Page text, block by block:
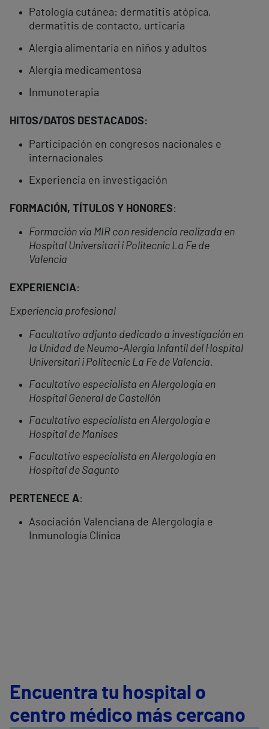
Patología cutánea: dermatitis atópica,
dermatitis de contacto, urticaria
Alergia alimentaria en niños y adultos
Alergia medicamentosa
Inmunoterapia
HITOS/DATOS DESTACADOS:
Participación en congresos nacionales e
internacionales
Experiencia en investigación
FORMACIÓN, TÍTULOS Y HONORES:
Formación vía MIR con residencia realizada en
Hospital Universitari i Politecnic La Fe de
Valencia
EXPERIENCIA:
Experiencia profesional
Facultativo adjunto dedicado a investigación en
la Unidad de Neumo-Alergia Infantil del Hospital
Universitari i Politecnic La Fe de Valencia.
Facultativo especialista en Alergología en
Hospital General de Castellón
Facultativo especialista en Alergología e
Hospital de Manises
Facultativo especialista en Alergología en
Hospital de Sagunto
PERTENECE A:
Asociación Valenciana de Alergología e
Inmunología Clínica
Encuentra tu hospital o
centro médico más cercano